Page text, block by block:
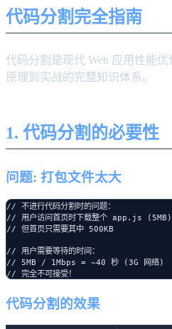
代码分割完全指南
代码分割是现代 Web 应用性能
原理到实战的完整知识体系。
1. 代码分割的必要性
问题: 打包文件太大
// 不进行代码分割时的问题：
// 用户访问首页时下载整个 app.js (5MB)
// 但首页只需要其中 500KB
// 用户需要等待的时间：
// 5MB / 1Mbps = ~40 秒 (3G 网络)
代码分割的效果